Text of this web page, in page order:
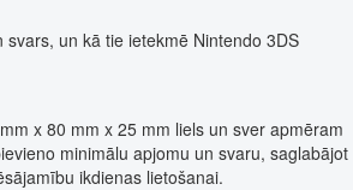
svars, un kā tie ietekmē Nintendo 3DS
x 80 mm x 25 mm liels un sver apmēram
minimālu apjomu un svaru, saglabājot
ikdienas lietošanai.